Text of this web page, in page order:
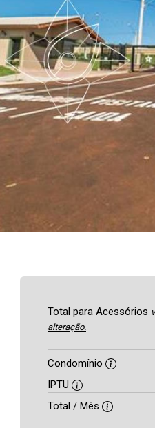
Total para Acessórios
alteração.
Condomínio
IPTU
Total / Mês